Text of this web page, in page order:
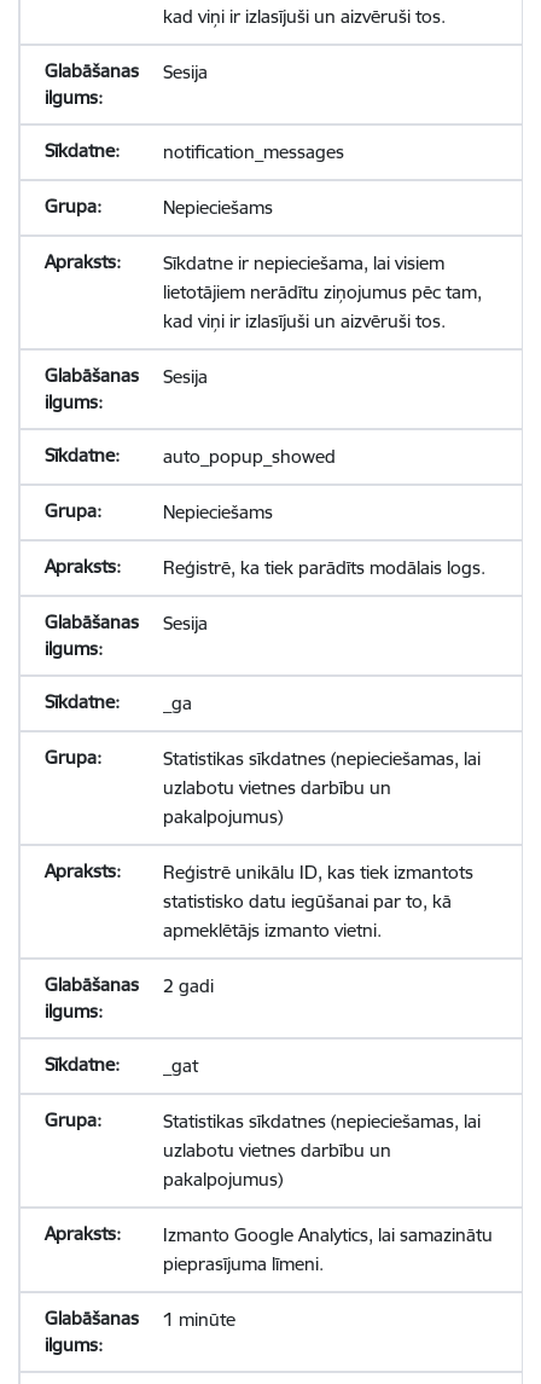
kad viņi ir izlasījuši un aizvēruši tos.
Sesija
notification_messages
Nepieciešams
Sīkdatne ir nepieciešama, lai visiem
lietotājiem nerādītu ziņojumus pēc tam,
kad viņi ir izlasījuši un aizvēruši tos.
Sesija
auto_popup_showed
Nepieciešams
Reģistrē, ka tiek parādīts modālais logs.
Sesija
_ga
Statistikas sīkdatnes (nepieciešamas, lai
uzlabotu vietnes darbību un
pakalpojumus)
Reģistrē unikālu ID, kas tiek izmantots
statistisko datu iegūšanai par to, kā
apmeklētājs izmanto vietni.
2 gadi
_gat
Statistikas sīkdatnes (nepieciešamas, lai
uzlabotu vietnes darbību un
pakalpojumus)
Izmanto Google Analytics, lai samazinātu
pieprasījuma līmeni.
1 minūte